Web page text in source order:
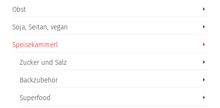
Obst
Soja, Seitan, vegan
Speisekammerl
Zucker und Salz
Backzubehör
Superfood